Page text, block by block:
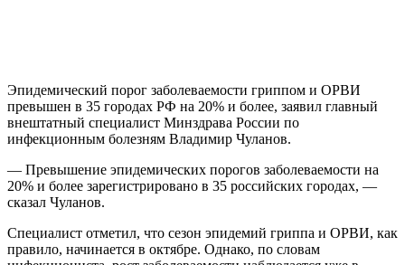
Эпидемический порог заболеваемости гриппом и ОРВИ
превышен в 35 городах РФ на 20% и более, заявил главный
внештатный специалист Минздрава России по
инфекционным болезням Владимир Чуланов.
— Превышение эпидемических порогов заболеваемости на
20% и более зарегистрировано в 35 российских городах, —
сказал Чуланов.
Специалист отметил, что сезон эпидемий гриппа и ОРВИ, как
правило, начинается в октябре. Однако, по словам